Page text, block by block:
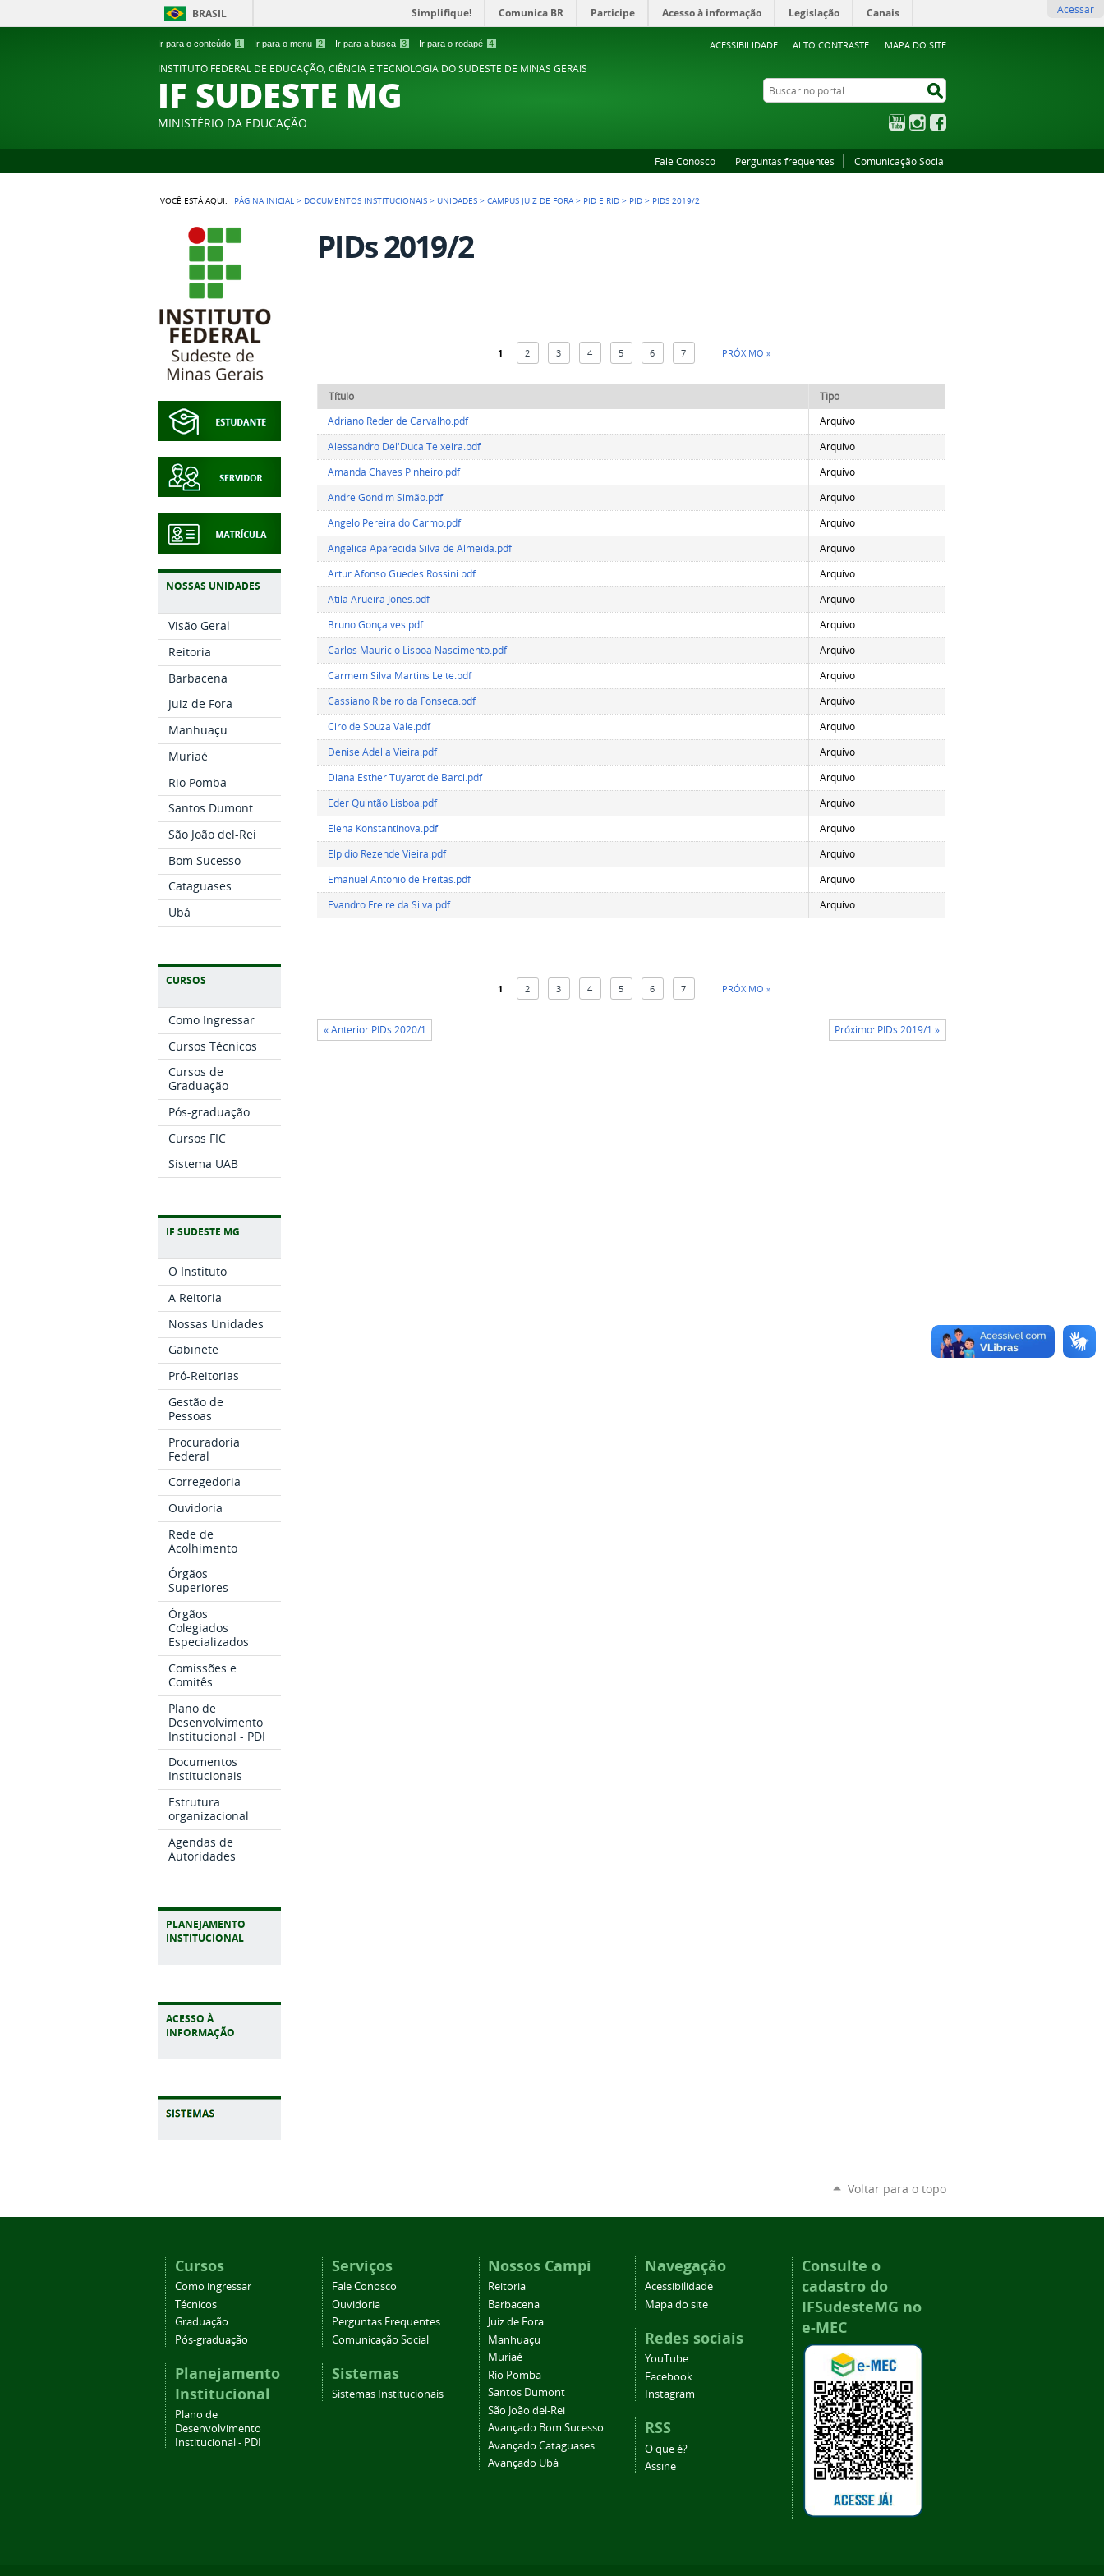
Ir para o conteúdo 1 Ir para o menu 2 Ir para a busca 3 Ir para o rodapé 4 ACESSIBILIDADE ALTO CONTRASTE MAPA DO SITE
BRASIL Simplifique! Comunica BR Participe Acesso à informação Legislação Canais Acessar
INSTITUTO FEDERAL DE EDUCAÇÃO, CIÊNCIA E TECNOLOGIA DO SUDESTE DE MINAS GERAIS
IF SUDESTE MG
MINISTÉRIO DA EDUCAÇÃO
Buscar no portal
YouTubeInstagram
Fale Conosco Perguntas frequentes Comunicação Social
VOCÊ ESTÁ AQUI: PÁGINA INICIAL > DOCUMENTOS INSTITUCIONAIS > UNIDADES >CAMPUS JUIZ DE FORA > PID E RID > PID > PIDS 2019/2
NOSSAS UNIDADES
Visão Geral
Reitoria
Barbacena
Juiz de Fora
Manhuaçu
Muriaé
Rio Pomba
Santos Dumont
São João del-Rei
Bom Sucesso
Cataguases
Ubá
CURSOS
Como Ingressar
Cursos Técnicos
Cursos de
Graduação
Pós-graduação
Cursos FIC
Sistema UAB
IF SUDESTE MG
O Instituto
A Reitoria
Nossas Unidades
Gabinete
Pró-Reitorias
Gestão de
Pessoas
Procuradoria
Federal
Corregedoria
Ouvidoria
Rede de
Acolhimento
Órgãos
Superiores
Órgãos
Colegiados
Especializados
Comissões e
Comitês
Plano de
Desenvolvimento
Institucional - PDI
Documentos
Institucionais
Estrutura
organizacional
Agendas de
Autoridades
PLANEJAMENTO
INSTITUCIONAL
ACESSO À
INFORMAÇÃO
PIDs 2019/2
1 2 3 4 5 6 7 PRÓXIMO »
Título
Tipo
Adriano Reder de Carvalho.pdf
Arquivo
Alessandro Del'Duca Teixeira.pdf
Arquivo
Amanda Chaves Pinheiro.pdf
Arquivo
Andre Gondim Simão.pdf
Arquivo
Angelo Pereira do Carmo.pdf
Arquivo
Angelica Aparecida Silva de Almeida.pdf
Arquivo
Artur Afonso Guedes Rossini.pdf
Arquivo
Atila Arueira Jones.pdf
Arquivo
Bruno Gonçalves.pdf
Arquivo
Carlos Mauricio Lisboa Nascimento.pdf
Arquivo
Carmem Silva Martins Leite.pdf
Arquivo
Cassiano Ribeiro da Fonseca.pdf
Arquivo
Ciro de Souza Vale.pdf
Arquivo
Denise Adelia Vieira.pdf
Arquivo
Diana Esther Tuyarot de Barci.pdf
Arquivo
Eder Quintão Lisboa.pdf
Arquivo
Elena Konstantinova.pdf
Arquivo
Elpidio Rezende Vieira.pdf
Arquivo
Emanuel Antonio de Freitas.pdf
Arquivo
Evandro Freire da Silva.pdf
Arquivo
1 2 3 4 5 6 7 PRÓXIMO »
« Anterior PIDs 2020/1 Próximo: PIDs 2019/1 »
Voltar para o topo
Cursos
Como ingressar
Técnicos
Graduação
Pós-graduação
Planejamento
Institucional
Plano de
Desenvolvimento
Institucional - PDI
Serviços
Fale Conosco
Ouvidoria
Perguntas Frequentes
Comunicação Social
Sistemas
Sistemas Institucionais
Nossos Campi
Reitoria
Barbacena
Juiz de Fora
Manhuaçu
Muriaé
Rio Pomba
Santos Dumont
São João del-Rei
Avançado Bom Sucesso
Avançado Cataguases
Avançado Ubá
Navegação
Acessibilidade
Mapa do site
Redes sociais
YouTube
Facebook
Instagram
RSS
O que é?
Assine
Consulte o
cadastro do
IFSudesteMG no
e-MEC